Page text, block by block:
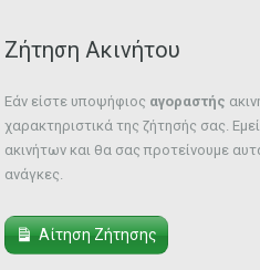
Ζήτηση Ακινήτου
Εάν είστε υποψήφιος αγοραστής
χαρακτηριστικά της ζήτησής σας.
ακινήτων και θα σας προτείνουμε
ανάγκες.
Αίτηση Ζήτησης